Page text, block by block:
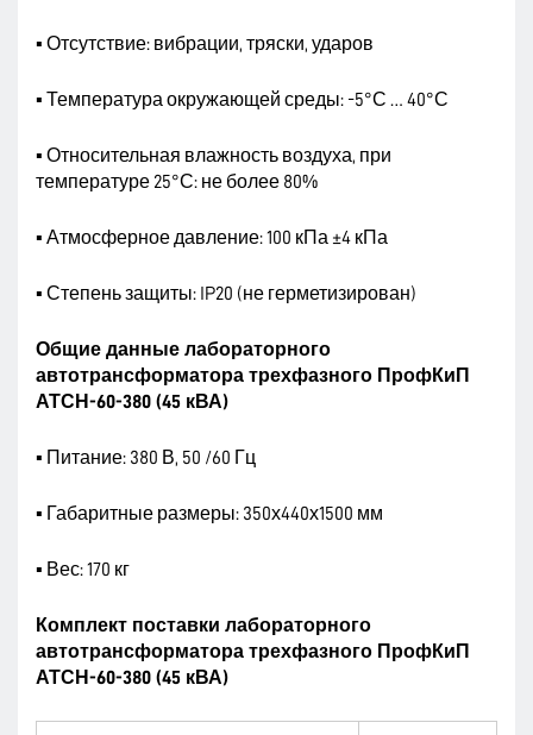
▪ Отсутствие: вибрации, тряски, ударов
▪ Температура окружающей среды: -5°С … 40°С
▪ Относительная влажность воздуха, при
температуре 25°С: не более 80%
▪ Атмосферное давление: 100 кПа ±4 кПа
▪ Степень защиты: IP20 (не герметизирован)
Общие данные лабораторного
автотрансформатора трехфазного ПрофКиП
АТСН-60-380 (45 кВА)
▪ Питание: 380 В, 50 /60 Гц
▪ Габаритные размеры: 350х440х1500 мм
▪ Вес: 170 кг
Комплект поставки лабораторного
автотрансформатора трехфазного ПрофКиП
АТСН-60-380 (45 кВА)